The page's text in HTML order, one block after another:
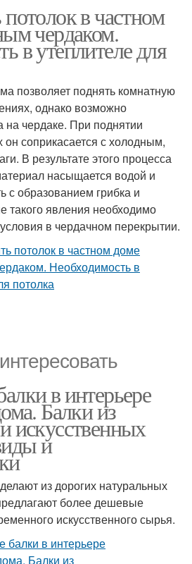
в частном
чердаком.
в утеплителе для
позволяет поднять комнатную
однако возможно
на чердаке. При поднятии
он соприкасается с холодным,
В результате этого процесса
насыщается водой и
с образованием грибка и
такого явления необходимо
в чердачном перекрытии.
в интерьере
Балки из
искусственных
и
из дорогих натуральных
более дешевые
искусственного сырья.